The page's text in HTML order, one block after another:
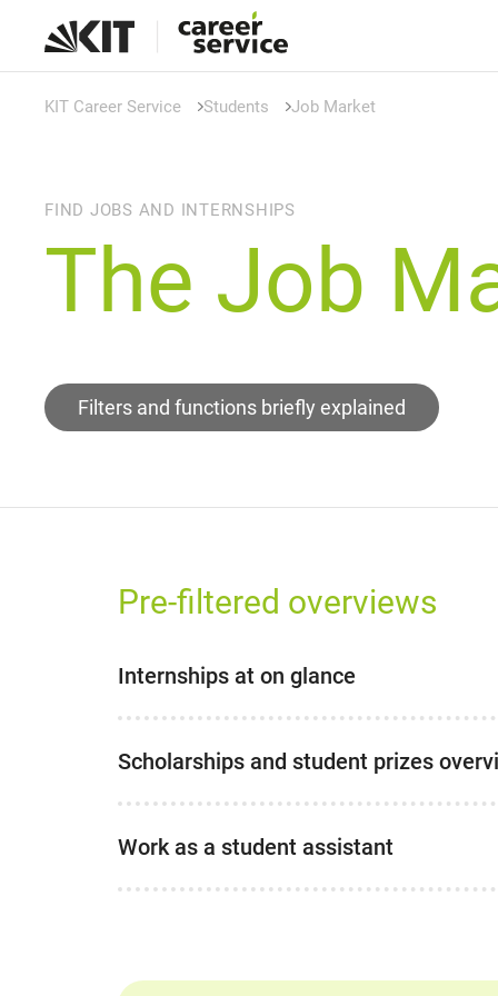
KIT Career Service Students Job Market
FIND JOBS AND INTERNSHIPS
The Job
Filters and functions briefly explained
Pre-filtered overviews
Internships at on glance
Scholarships and student prizes
Work as a student assistant